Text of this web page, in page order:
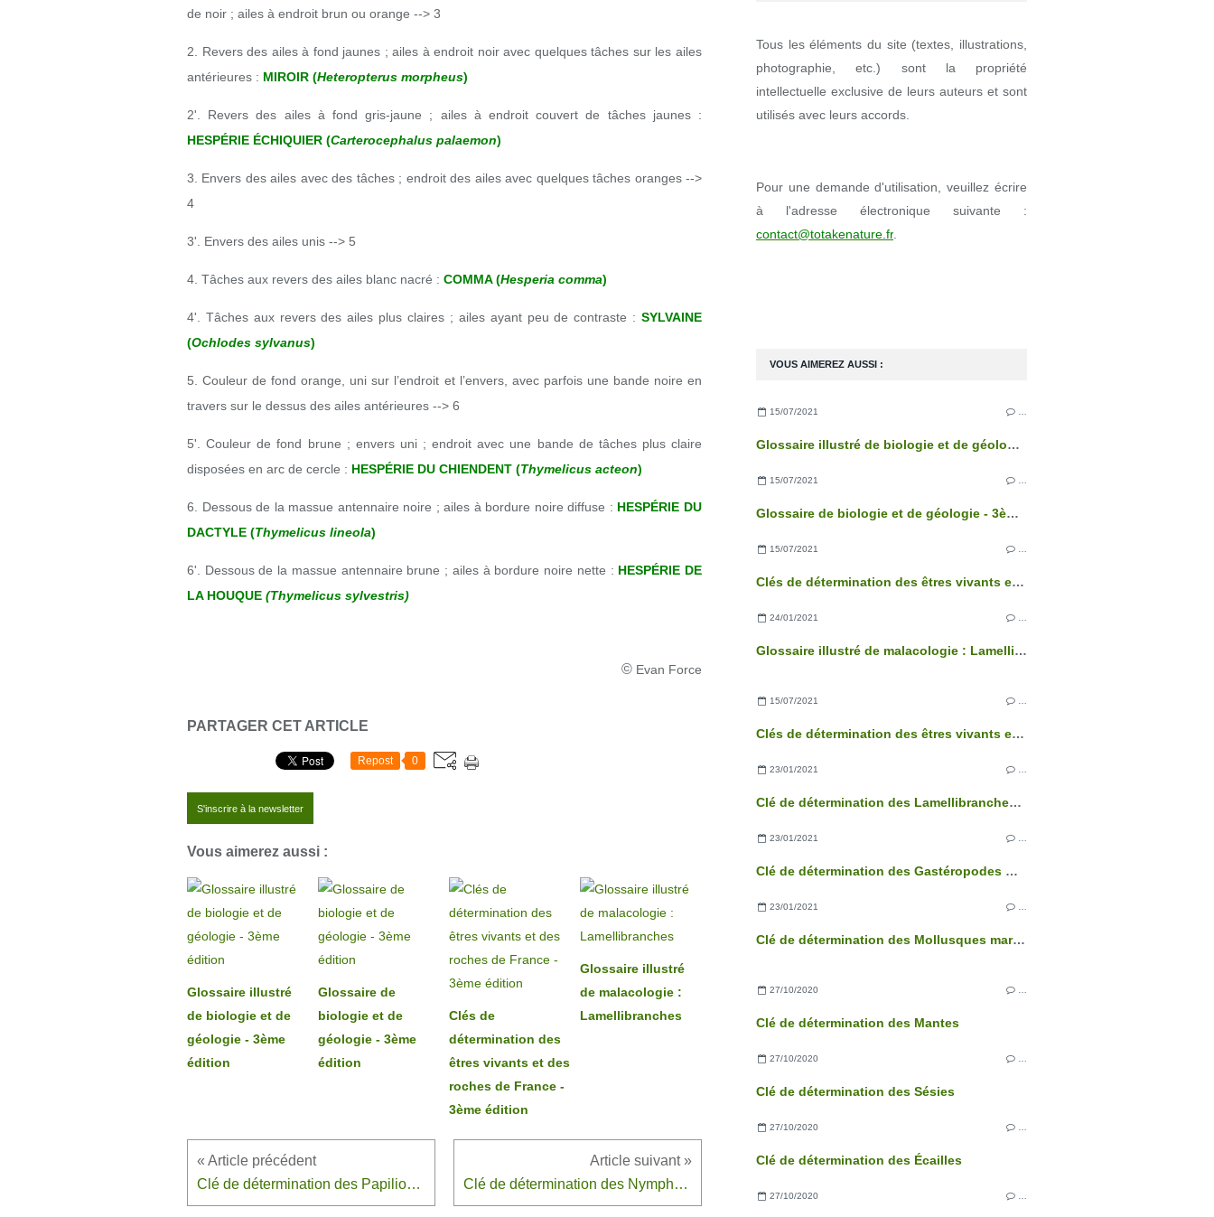
de noir ; ailes à endroit brun ou orange --> 3
2. Revers des ailes à fond jaunes ; ailes à endroit noir avec quelques tâches sur les ailes
antérieures : MIROIR (Heteropterus morpheus)
2'. Revers des ailes à fond gris-jaune ; ailes à endroit couvert de tâches jaunes :
HESPÉRIE ÉCHIQUIER (Carterocephalus palaemon)
3. Envers des ailes avec des tâches ; endroit des ailes avec quelques tâches oranges -->
4
3'. Envers des ailes unis --> 5
4. Tâches aux revers des ailes blanc nacré : COMMA (Hesperia comma)
4'. Tâches aux revers des ailes plus claires ; ailes ayant peu de contraste : SYLVAINE
(Ochlodes sylvanus)
5. Couleur de fond orange, uni sur l’endroit et l’envers, avec parfois une bande noire en
travers sur le dessus des ailes antérieures --> 6
5'. Couleur de fond brune ; envers uni ; endroit avec une bande de tâches plus claire
disposées en arc de cercle : HESPÉRIE DU CHIENDENT (Thymelicus acteon)
6. Dessous de la massue antennaire noire ; ailes à bordure noire diffuse : HESPÉRIE DU
DACTYLE (Thymelicus lineola)
6'. Dessous de la massue antennaire brune ; ailes à bordure noire nette : HESPÉRIE DE
LA HOUQUE (Thymelicus sylvestris)
© Evan Force
PARTAGER CET ARTICLE
Repost 0
S'inscrire à la newsletter
Vous aimerez aussi :
Glossaire illustré
de biologie et de
géologie - 3ème
édition
Glossaire de
biologie et de
géologie - 3ème
édition
Clés de
détermination des
êtres vivants et des
roches de France -
3ème édition
Glossaire illustré
de malacologie :
Lamellibranches
Clé de détermination des Papilionoïdés Clé de détermination des Nymphalidés
VOUS AIMEREZ AUSSI :
15/07/2021
Glossaire illustré de biologie et de géologie - 3ème édition
15/07/2021
Glossaire de biologie et de géologie - 3ème édition
15/07/2021
Clés de détermination des êtres vivants et des roches de France - 3ème édition
24/01/2021
Glossaire illustré de malacologie : Lamellibranches
15/07/2021
Clés de détermination des êtres vivants et des roches de France - 3ème édition
23/01/2021
Clé de détermination des Lamellibranches marins
23/01/2021
Clé de détermination des Gastéropodes marins
23/01/2021
Clé de détermination des Mollusques marins
27/10/2020
Clé de détermination des Mantes
27/10/2020
Clé de détermination des Sésies
27/10/2020
Clé de détermination des Écailles
27/10/2020
Tous les éléments du site (textes, illustrations,
photographie, etc.) sont la propriété
intellectuelle exclusive de leurs auteurs et sont
utilisés avec leurs accords.
Pour une demande d'utilisation, veuillez écrire
à l'adresse électronique suivante :
contact@totakenature.fr